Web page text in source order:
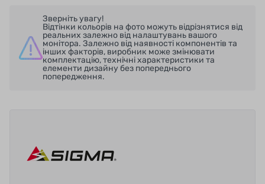
Зверніть увагу!
Відтінки кольорів на фото можуть відрізнятися від
реальних залежно від налаштувань вашого
монітора. Залежно від наявності компонентів та
інших факторів, виробник може змінювати
комплектацію, технічні характеристики та
елементи дизайну без попереднього
попередження.